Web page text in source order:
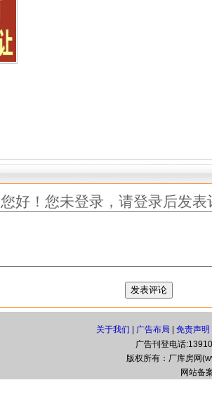
您好！您未登录，请登录后发
关于我们 广告布局 免责声明
广告刊登电话
版权所有：厂库房网
网站备